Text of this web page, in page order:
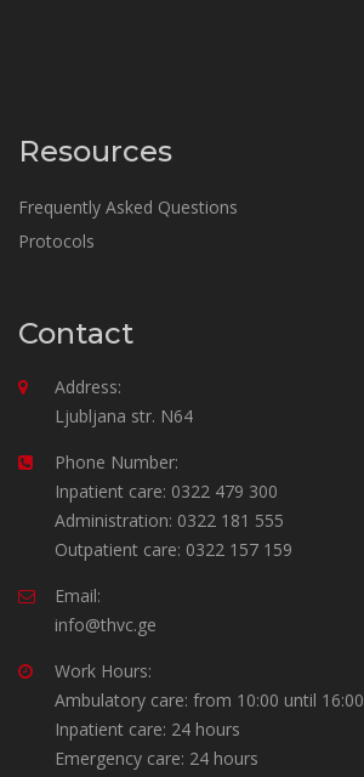
Resources
Frequently Asked Questions
Protocols
Contact
Address:
Ljubljana str. N64
Phone Number:
Inpatient care: 0322 479 300
Administration: 0322 181 555
Outpatient care: 0322 157 159
Email:
info@thvc.ge
Work Hours:
Ambulatory care: from 10:00 until 16:00
Inpatient care: 24 hours
Emergency care: 24 hours